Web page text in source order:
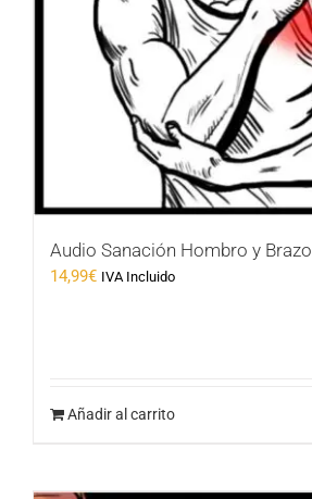
Audio Sanación Hombro y Brazo
14,99€ IVA Incluido
Añadir al carrito